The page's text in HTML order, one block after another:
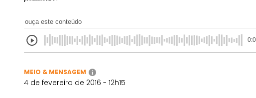
ouça este conteúdo
MEIO & MENSAGEM i
4 de fevereiro de 2016 - 12h15